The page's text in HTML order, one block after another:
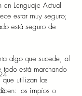
en Lenguaje Actual
estar muy seguro;
está seguro de
algo que sucede, al
está marchando
utilizan las
los impíos o